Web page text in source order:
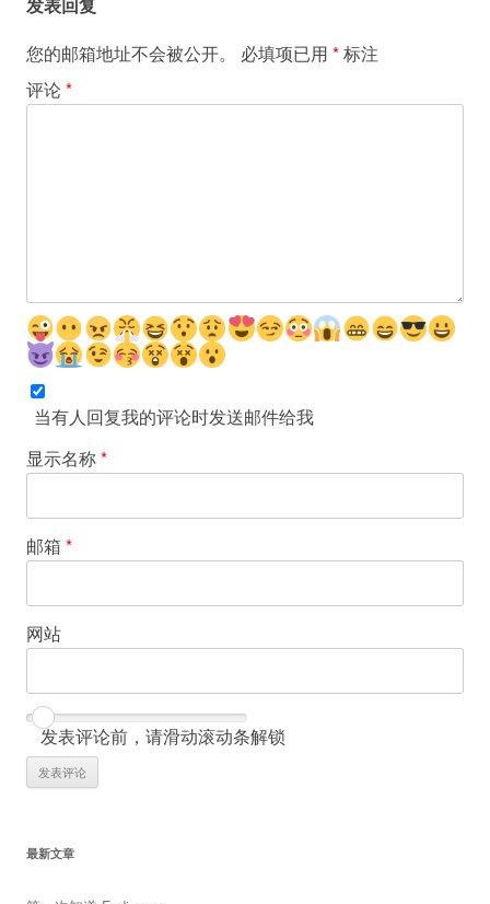
您的邮箱地址不会被公开。
必填项已用 *标注
评论*
当有人回复我的评论时发送邮件给我
显示名称*
邮箱 *
网站
发表评论前，请滑动滚动条解锁
最新文章